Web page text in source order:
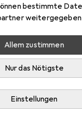
bestimmte
weitergegeben
Allem zustimmen
Nur das Nötigste
Einstellungen
und Fr, 14.8. geliefert
für genaue
In den Warenkorb